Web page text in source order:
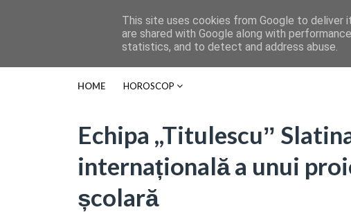
HOME HOROSCOP
Echipa ,,Titulescuˮ
internațională a unui
școlară
This site uses cookies from Google to deliver
are shared with Google along with
statistics, and to detect and address abuse.